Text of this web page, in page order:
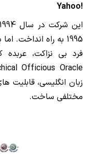
Yahoo!
1995 به راه
فرد بی نزاکت،
Officious Oracle
زبان انگلیسی، قابلیت
مختلفی ساخت.